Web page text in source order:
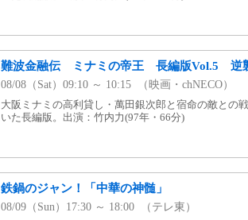
難波金融伝 ミナミの帝王 長編版Vol.5 逆
08/08（Sat）09:10 ～ 10:15 （映画・chNECO）
大阪ミナミの高利貸し・萬田銀次郎と宿命の敵との
いた長編版。出演：竹内力(97年・66分)
鉄鍋のジャン！「中華の神髄」
08/09（Sun）17:30 ～ 18:00 （テレ東）